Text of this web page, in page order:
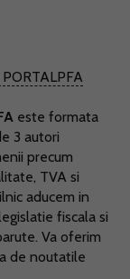
este formata
3 autori
precum
TVA si
aducem in
fiscala si
Va oferim
de noutatile